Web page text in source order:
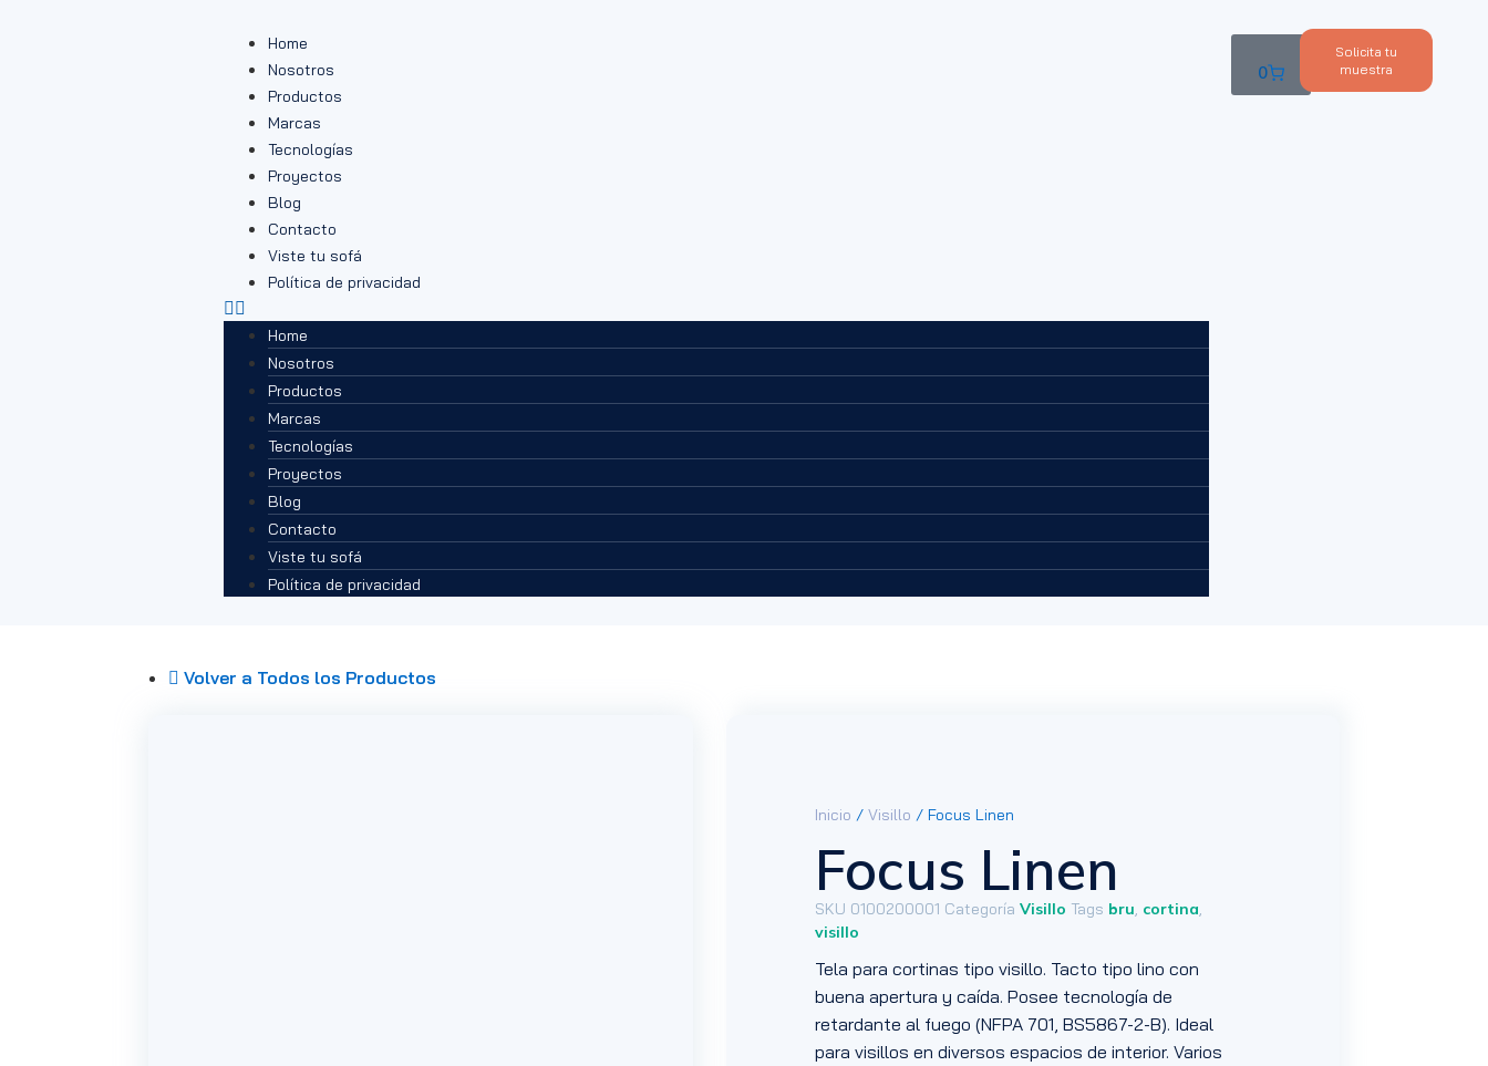
Home
Nosotros
Productos
Marcas
Tecnologías
Proyectos
Blog
Contacto
Viste tu sofá
Política de privacidad
Home
Nosotros
Productos
Marcas
Tecnologías
Proyectos
Blog
Contacto
Viste tu sofá
Política de privacidad
0
Solicita tu
muestra
Volver a Todos los Productos
Inicio / Visillo / Focus Linen
Focus Linen
SKU 0100200001 Categoría Visillo Tags bru, cortina,
visillo
Tela para cortinas tipo visillo. Tacto tipo lino con
buena apertura y caída. Posee tecnología de
retardante al fuego (NFPA 701, BS5867-2-B). Ideal
para visillos en diversos espacios de interior. Varios